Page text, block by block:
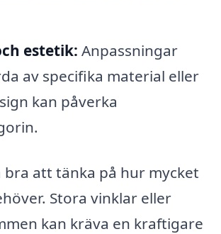
estetik: Anpassningar
av specifika material eller
kan påverka
bra att tänka på hur mycket
Stora vinklar eller
kan kräva en kraftigare